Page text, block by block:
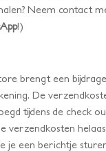
Neem contact
!)
brengt een
De
tijdens de check
verzendkosten
je een berichtje